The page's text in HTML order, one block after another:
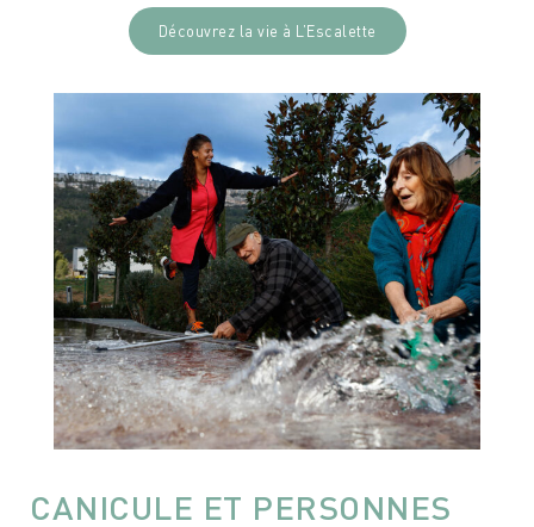
Découvrez la vie à L’Escalette
CANICULE ET PERSONNES